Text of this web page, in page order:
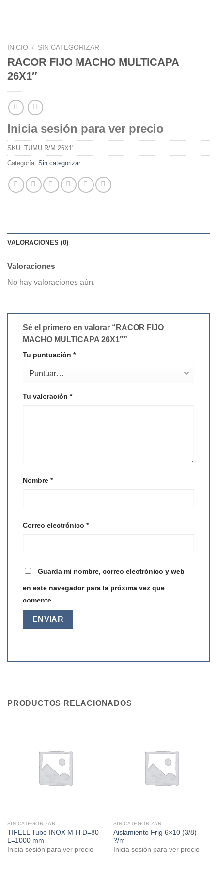
INICIO / SIN CATEGORIZAR
RACOR FIJO MACHO MULTICAPA
26X1″
Inicia sesión para ver precio
SKU: TUMU R/M 26X1"
Categoría: Sin categorizar
VALORACIONES (0)
Valoraciones
No hay valoraciones aún.
Sé el primero en valorar “RACOR FIJO
MACHO MULTICAPA 26X1″”
Tu puntuación *
Tu valoración *
Nombre *
Correo electrónico *
Guarda mi nombre, correo electrónico y web
en este navegador para la próxima vez que
comente.
PRODUCTOS RELACIONADOS
SIN CATEGORIZAR
TIFELL Tubo INOX M-H D=80
L=1000 mm
Inicia sesión para ver precio
SIN CATEGORIZAR
Aislamiento Frig 6×10 (3/8)
?/m
Inicia sesión para ver precio